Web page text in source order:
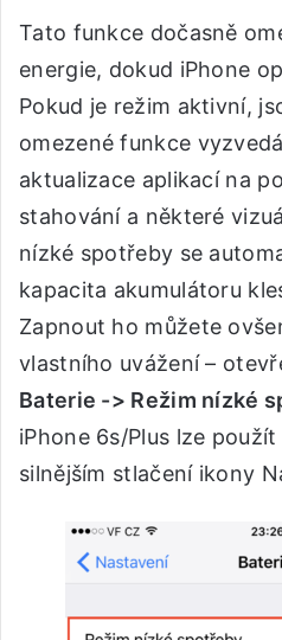
Tato funkce dočasně
energie, dokud iPhone
Pokud je režim aktivní,
omezené funkce
aktualizace aplikací na
stahování a některé
nízké spotřeby se
kapacita akumulátoru
Zapnout ho můžete
vlastního uvážení –
Baterie -> Režim nízké
iPhone 6s/Plus lze
silnějším stlačení ikony